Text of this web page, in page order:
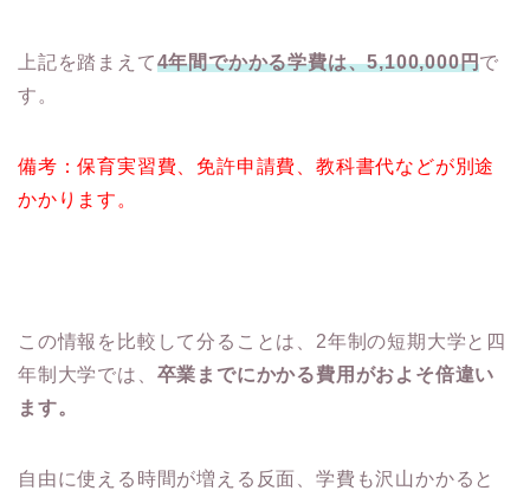
上記を踏まえて4年間でかかる学費は、5,100,000円で
す。
備考：保育実習費、免許申請費、教科書代などが別途
かかります。
この情報を比較して分ることは、2年制の短期大学と四
年制大学では、 卒業までにかかる費用がおよそ倍違い
ます。
自由に使える時間が増える反面、学費も沢山かかると